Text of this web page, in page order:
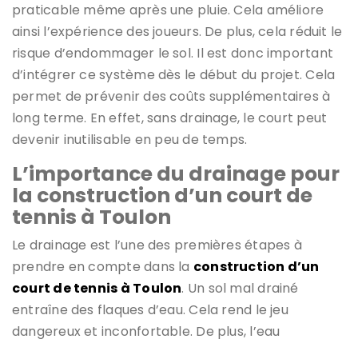
praticable même après une pluie. Cela améliore
ainsi l’expérience des joueurs. De plus, cela réduit le
risque d’endommager le sol. Il est donc important
d’intégrer ce système dès le début du projet. Cela
permet de prévenir des coûts supplémentaires à
long terme. En effet, sans drainage, le court peut
devenir inutilisable en peu de temps.
L’importance du drainage pour
la construction d’un court de
tennis à Toulon
Le drainage est l’une des premières étapes à
prendre en compte dans la construction d’un
court de tennis à Toulon. Un sol mal drainé
entraîne des flaques d’eau. Cela rend le jeu
dangereux et inconfortable. De plus, l’eau